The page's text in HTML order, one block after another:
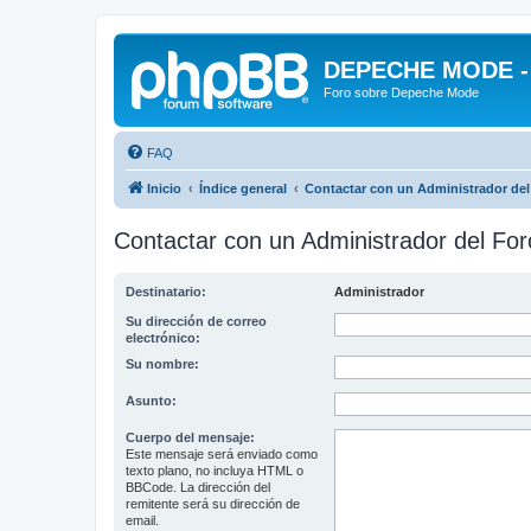
DEPECHE MODE
Foro sobre Depeche Mode
FAQ
Inicio Índice general Contactar con un Administrador
Contactar con un Administrador del
Destinatario: Administrador
Su dirección de correo
electrónico:
Su nombre:
Asunto:
Cuerpo del mensaje:
Este mensaje será enviado como
texto plano, no incluya HTML o
BBCode. La dirección del
remitente será su dirección de
email.